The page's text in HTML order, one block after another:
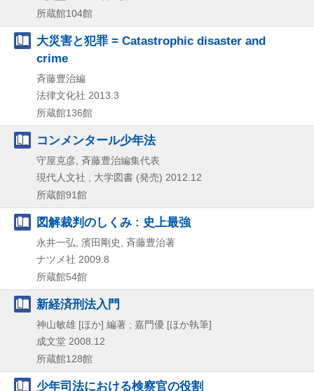
所蔵館104館
大災害と犯罪 = Catastrophic disaster and
crime
斉藤豊治編
法律文化社 2013.3
所蔵館136館
コンメンタール少年法
守屋克彦, 斉藤豊治編集代表
現代人文社 , 大学図書 (発売) 2012.12
所蔵館91館
図解裁判のしくみ : 史上最強
永井一弘, 濱田剛史, 斉藤豊治著
ナツメ社 2009.8
所蔵館54館
新経済刑法入門
神山敏雄 [ほか] 編著 ; 嘉門優 [ほか執筆]
成文堂 2008.12
所蔵館128館
少年司法における検察官の役割